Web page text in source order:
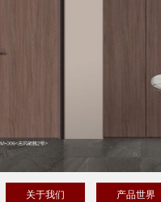
关于我们 产品世界